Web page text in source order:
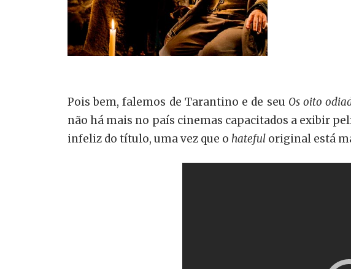
Pois bem, falemos de Tarantino e de seu Os oito
não há mais no país cinemas capacitados a exibir
infeliz do título, uma vez que o hateful original está